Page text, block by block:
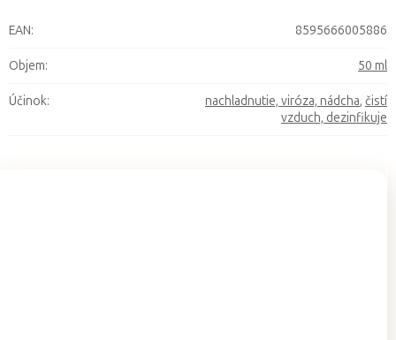
EAN: 8595666005886
Objem: 50 ml
Účinok: nachladnutie, viróza, nádcha, čistí
vzduch, dezinfikuje